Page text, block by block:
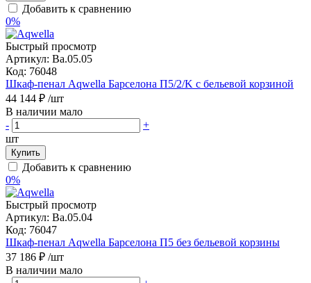
Добавить к сравнению
0%
Быстрый просмотр
Артикул: Ba.05.05
Код: 76048
Шкаф-пенал Aqwella Барселона П5/2/K с бельевой корзиной
44 144 ₽ /шт
В наличии мало
-
+
шт
Купить
Добавить к сравнению
0%
Быстрый просмотр
Артикул: Ba.05.04
Код: 76047
Шкаф-пенал Aqwella Барселона П5 без бельевой корзины
37 186 ₽ /шт
В наличии мало